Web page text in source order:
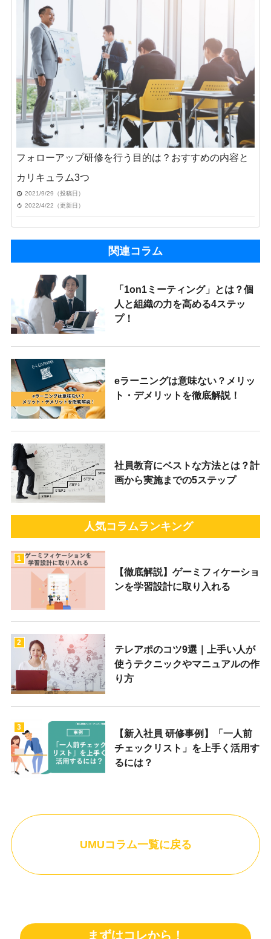
フォローアップ研修を行う目的は？おすすめの内容と
カリキュラム3つ
2021/9/29（投稿日）
2022/4/22（更新日）
関連コラム
「1on1ミーティング」とは？個
人と組織の力を高める4ステッ
プ！
eラーニングは意味ない？メリッ
ト・デメリットを徹底解説！
社員教育にベストな方法とは？計
画から実施までの5ステップ
人気コラムランキング
1
【徹底解説】ゲーミフィケーショ
ンを学習設計に取り入れる
2
テレアポのコツ9選｜上手い人が
使うテクニックやマニュアルの作
り方
3
【新入社員 研修事例】「一人前
チェックリスト」を上手く活用す
るには？
UMUコラム一覧に戻る
まずはコレから！